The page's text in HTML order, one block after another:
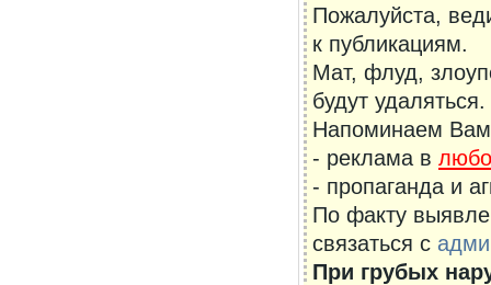
Пожалуйста,
к публикациям.
Мат, флуд,
будут удаляться.
Напоминаем Вам,
- реклама в
- пропаганда и
По факту
связаться с
При грубых